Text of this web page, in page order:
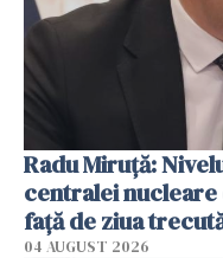
Radu Miruţă:
centralei nucleare
faţă de ziua
04 AUGUST 2026